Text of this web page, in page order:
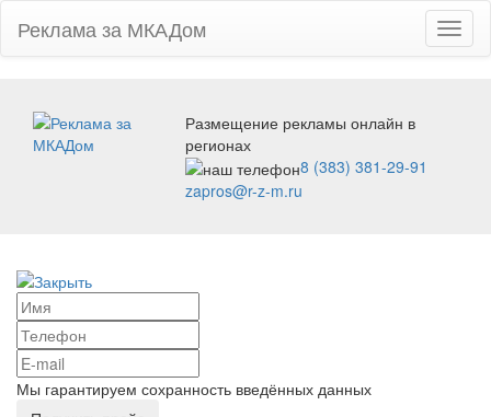
Реклама за МКАДом
Размещение рекламы онлайн в
регионах
8 (383) 381-29-91
zapros@r-z-m.ru
Мы гарантируем сохранность введённых данных